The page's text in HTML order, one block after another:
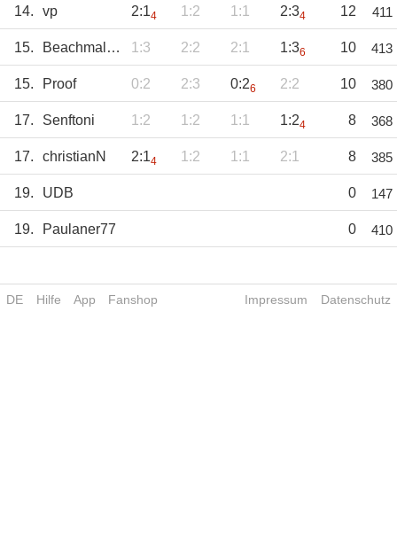
14. vp 2:14 1:2 1:1 2:34 12 411
15. Beachmaltinho 1:3 2:2 2:1 1:36 10 413
15. Proof 0:2 2:3 0:26 2:2 10 380
17. Senftoni 1:2 1:2 1:1 1:24 8 368
17. christianN 2:14 1:2 1:1 2:1 8 385
19. UDB 0 147
19. Paulaner77 0 410
DE Hilfe App Fanshop Impressum Datenschutz